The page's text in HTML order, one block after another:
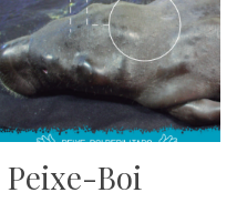
Peixe-Boi